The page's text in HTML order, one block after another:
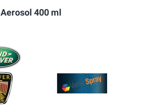
Aerosol 400 ml